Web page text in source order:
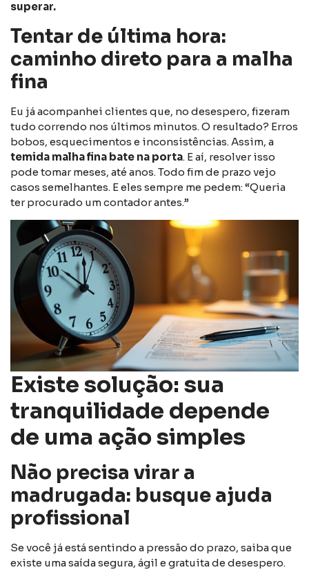
superar.
Tentar de última hora:
caminho direto para a malha
fina
Eu já acompanhei clientes que, no desespero, fizeram
tudo correndo nos últimos minutos. O resultado? Erros
bobos, esquecimentos e inconsistências. Assim, a
temida malha fina bate na porta. E aí, resolver isso
pode tomar meses, até anos. Todo fim de prazo vejo
casos semelhantes. E eles sempre me pedem: “Queria
ter procurado um contador antes.”
Existe solução: sua
tranquilidade depende
de uma ação simples
Não precisa virar a
madrugada: busque ajuda
profissional
Se você já está sentindo a pressão do prazo, saiba que
existe uma saída segura, ágil e gratuita de desespero.